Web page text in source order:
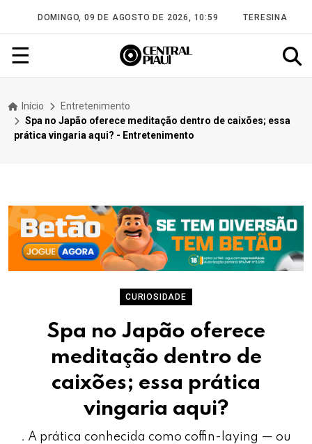
DOMINGO, 09 DE AGOSTO DE 2026, 10:59 TERESINA
☰
Início
Entretenimento
Spa no Japão oferece meditação dentro de caixões; essa
prática vingaria aqui? - Entretenimento
CURIOSIDADE
Spa no Japão oferece
meditação dentro de
caixões; essa prática
vingaria aqui?
. A prática conhecida como coffin-laying — ou